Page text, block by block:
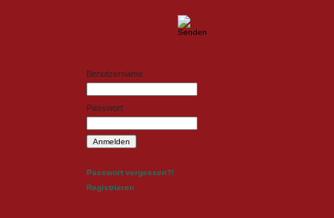
Benutzername
Passwort
Passwort vergessen?!
Registrieren